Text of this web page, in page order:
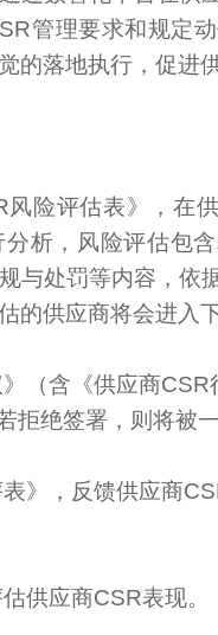
管理要求和规定
的落地执行，促进
险评估表》，在
析，风险评估包
与处罚等内容，依
的供应商将会进入
（含《供应商CSR
拒绝签署，则将被
》，反馈供应商
供应商CSR表现。